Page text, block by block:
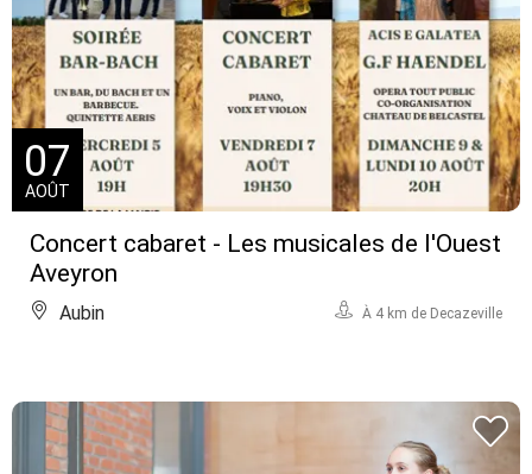
Concert cabaret - Les musicales de l'Ouest
Aveyron
07
AOÛT
Aubin À 4 km de Decazeville